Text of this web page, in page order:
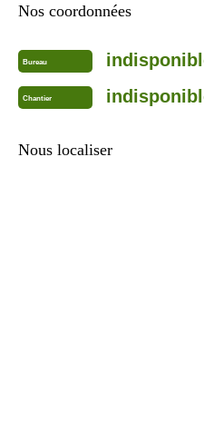
Nos coordonnées
Bureau
Chantier
Nous localiser